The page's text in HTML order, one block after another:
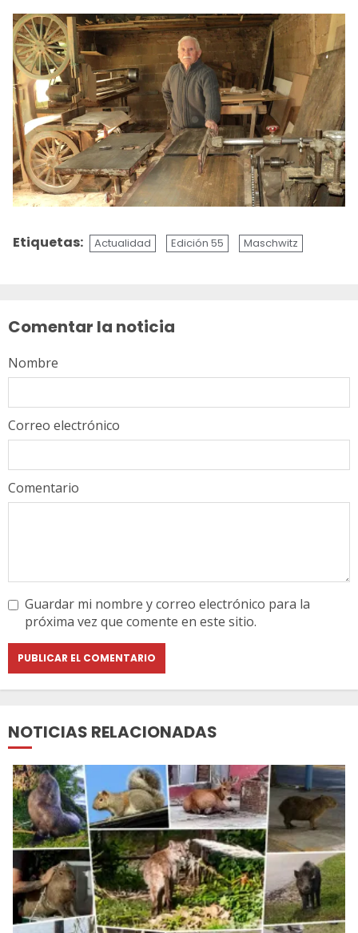
Etiquetas: Actualidad Edición 55 Maschwitz
Comentar la noticia
Comentario
Nombre
Correo electrónico
Guardar mi nombre y correo electrónico para la
próxima vez que comente en este sitio.
NOTICIAS RELACIONADAS